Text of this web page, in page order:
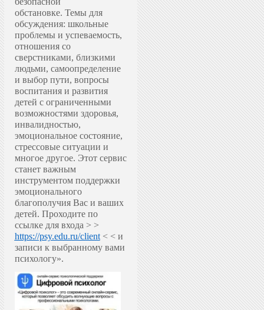
обстановке. Темы для
обсуждения: школьные
проблемы и успеваемость,
отношения со
сверстниками, близкими
людьми, самоопределение
и выбор пути, вопросы
воспитания и развития
детей с ограниченными
возможностями здоровья,
инвалидностью,
эмоциональное состояние,
стрессовые ситуации и
многое другое. Этот сервис
станет важным
инструментом поддержки
эмоционального
благополучия Вас и ваших
детей. Проходите по
ссылке для входа > >
https://psy.edu.ru/client< < и
записи к выбранному вами
психологу».